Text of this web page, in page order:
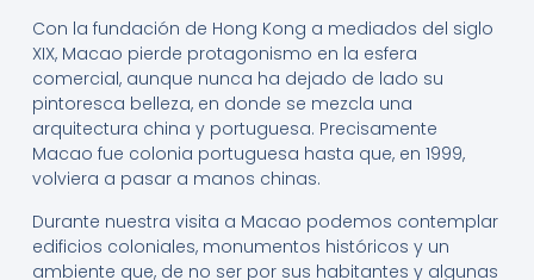
Con la fundación de Hong Kong a mediados del siglo
XIX, Macao pierde protagonismo en la esfera
comercial, aunque nunca ha dejado de lado su
pintoresca belleza, en donde se mezcla una
arquitectura china y portuguesa. Precisamente
Macao fue colonia portuguesa hasta que, en 1999,
volviera a pasar a manos chinas.
Durante nuestra visita a Macao podemos contemplar
edificios coloniales, monumentos históricos y un
ambiente que, de no ser por sus habitantes y algunas